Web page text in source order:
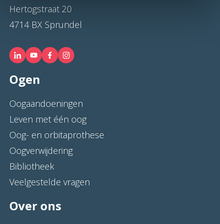
Hertogstraat 20
4714 BX Sprundel
Ogen
Oogaandoeningen
Leven met één oog
Oog- en orbitaprothese
Oogverwijdering
Bibliotheek
Veelgestelde vragen
Over ons